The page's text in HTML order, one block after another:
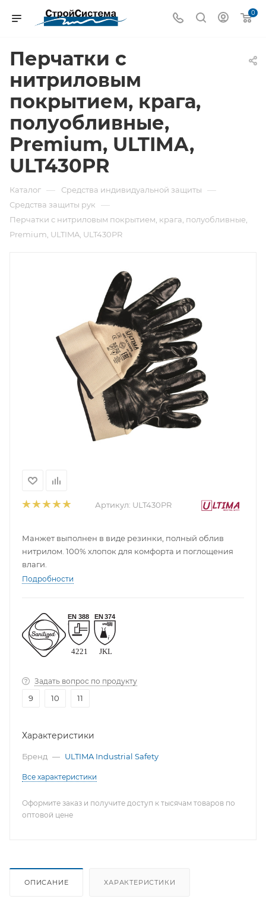
0
Перчатки с
нитриловым
покрытием, крага,
полуобливные,
Premium, ULTIMA,
ULT430PR
Каталог — Средства индивидуальной защиты —
Средства защиты рук —
Перчатки с нитриловым покрытием, крага, полуобливные,
Premium, ULTIMA, ULT430PR
Артикул: ULT430PR
Манжет выполнен в виде резинки, полный облив
нитрилом. 100% хлопок для комфорта и поглощения
влаги.
Подробности
Задать вопрос по продукту
9 10 11
Характеристики
Бренд — ULTIMA Industrial Safety
Все характеристики
Оформите заказ и получите доступ к тысячам товаров по
оптовой цене
ОПИСАНИЕ ХАРАКТЕРИСТИКИ